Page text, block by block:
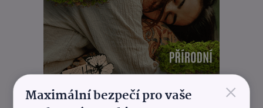
×
Maximální bezpečí pro vaše